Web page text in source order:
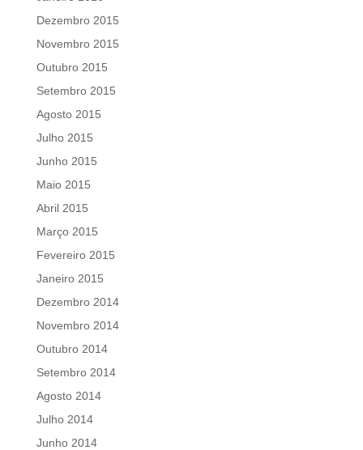
Dezembro 2015
Novembro 2015
Outubro 2015
Setembro 2015
Agosto 2015
Julho 2015
Junho 2015
Maio 2015
Abril 2015
Março 2015
Fevereiro 2015
Janeiro 2015
Dezembro 2014
Novembro 2014
Outubro 2014
Setembro 2014
Agosto 2014
Julho 2014
Junho 2014